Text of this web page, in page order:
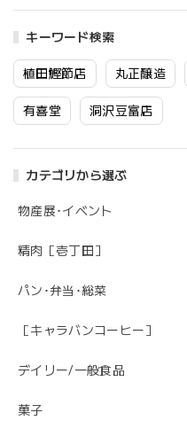
キーワード検索
植田鰹節店 丸正醸造
有喜堂 洞沢豆富店
カテゴリから選ぶ
物産展･イベント
精肉［壱丁田］
パン･弁当･総菜
［キャラバンコーヒー］
デイリー/一般食品
菓子